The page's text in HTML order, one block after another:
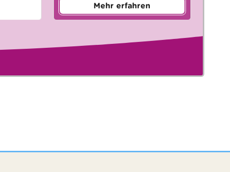
Mehr erfahren